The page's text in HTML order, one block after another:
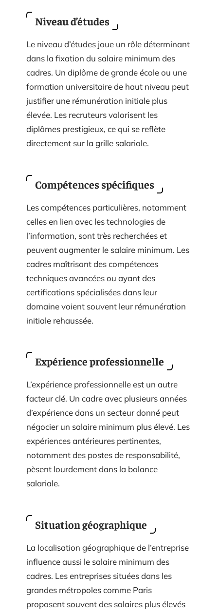
Niveau d’études
Le niveau d’études joue un rôle déterminant
dans la fixation du salaire minimum des
cadres. Un diplôme de grande école ou une
formation universitaire de haut niveau peut
justifier une rémunération initiale plus
élevée. Les recruteurs valorisent les
diplômes prestigieux, ce qui se reflète
directement sur la grille salariale.
Compétences spécifiques
Les compétences particulières, notamment
celles en lien avec les technologies de
l’information, sont très recherchées et
peuvent augmenter le salaire minimum. Les
cadres maîtrisant des compétences
techniques avancées ou ayant des
certifications spécialisées dans leur
domaine voient souvent leur rémunération
initiale rehaussée.
Expérience professionnelle
L’expérience professionnelle est un autre
facteur clé. Un cadre avec plusieurs années
d’expérience dans un secteur donné peut
négocier un salaire minimum plus élevé. Les
expériences antérieures pertinentes,
notamment des postes de responsabilité,
pèsent lourdement dans la balance
salariale.
Situation géographique
La localisation géographique de l’entreprise
influence aussi le salaire minimum des
cadres. Les entreprises situées dans les
grandes métropoles comme Paris
proposent souvent des salaires plus élevés